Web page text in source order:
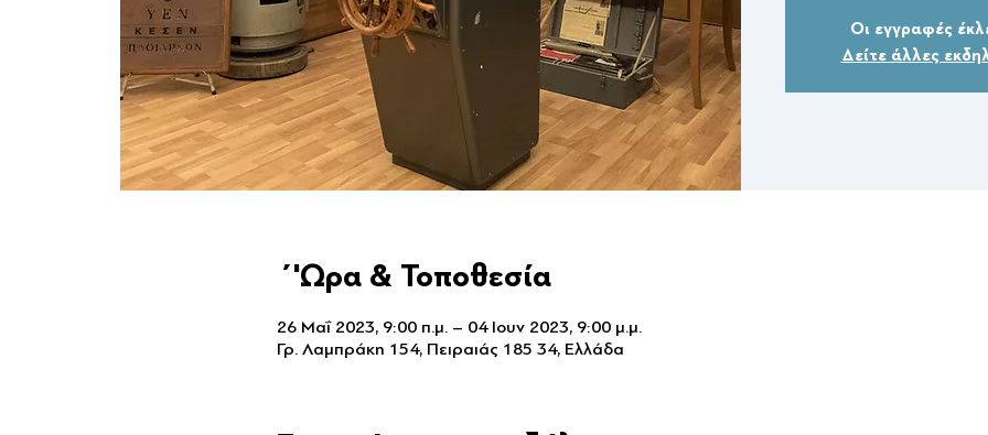
Οι εγγραφές
Δείτε άλλες
΄'Ωρα & Τοποθεσία
26 Μαΐ 2023, 9:00 π.μ. – 04 Ιουν 2023, 9:00 μ.μ.
Γρ. Λαμπράκη 154, Πειραιάς 185 34, Ελλάδα